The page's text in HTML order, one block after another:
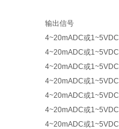
输出信号
4~20mADC或1~5VDC
4~20mADC或1~5VDC
4~20mADC或1~5VDC
4~20mADC或1~5VDC
4~20mADC或1~5VDC
4~20mADC或1~5VDC
4~20mADC或1~5VDC